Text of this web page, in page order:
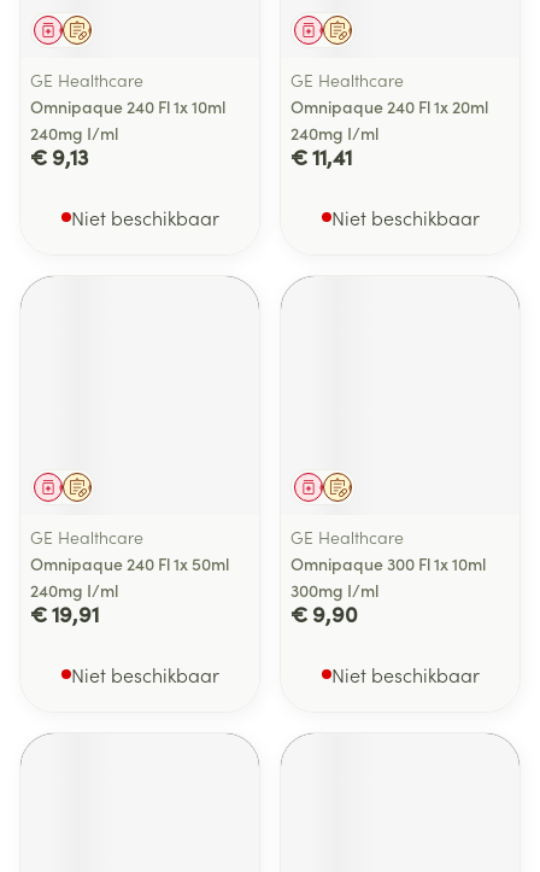
Op voorschrift
Geneesmiddel
GE Healthcare
Omnipaque 240 Fl 1x 10ml
240mg I/ml
€ 9,13
Niet beschikbaar
Op voorschrift
Geneesmiddel
GE Healthcare
Omnipaque 240 Fl 1x 20ml
240mg I/ml
€ 11,41
Niet beschikbaar
Op voorschrift
Geneesmiddel
GE Healthcare
Omnipaque 240 Fl 1x 50ml
240mg I/ml
€ 19,91
Niet beschikbaar
Op voorschrift
Geneesmiddel
GE Healthcare
Omnipaque 300 Fl 1x 10ml
300mg I/ml
€ 9,90
Niet beschikbaar